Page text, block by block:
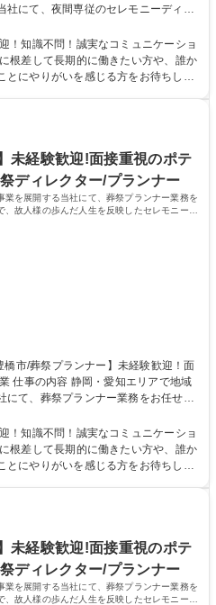
社にて、夜間専従のセレモニーディレ
合い、ご遺族に安心を与えながらサ
連絡対
わせ、会場設営までを担当します。故
適なプランを提案します。 【働き
種へチャレンジすることも可能で
！知識不問！誠実なコミュニケーショ
根差して長期的に働きたい方や、誰か
とにやりがいを感じる方をお待ちして
持った方を歓迎します。 【選考ポイ
経験を糧に、相手の課題を解決し自
。面倒見の良い温かなメンバーが揃っ
。 学歴・資格 学歴：大
学力： 資格：第一種運転免許普通自
未経験歓迎!面接重視のポテ
ディレクター/プランナー
を展開する当社にて、葬祭プランナー業務を
故人様の歩んだ人生を反映したセレモニーを
域
にて、葬祭プランナー業務をお任せし
人様の歩んだ人生を反映したセレモ
お
・葬儀の準備・運営、法事などのアフ
。故人様がどんな方だったかをお聞
を変えずに別の職種へチャレンジす
！知識不問！誠実なコミュニケーショ
根差して長期的に働きたい方や、誰か
とにやりがいを感じる方をお待ちして
方を歓迎します。 【選考ポイント】
糧に、相手の課題を解決し、自ら実
倒見の良い温かなメンバーが揃ってお
境が整っています。 学歴・資格
高校 語学力： 資格：第一種運転免
未経験歓迎!面接重視のポテ
ディレクター/プランナー
を展開する当社にて、葬祭プランナー業務を
故人様の歩んだ人生を反映したセレモニーを